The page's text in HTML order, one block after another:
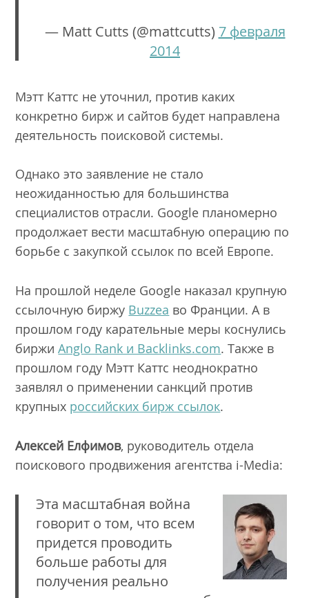
— Matt Cutts (@mattcutts) 7 февраля
2014
Мэтт Каттс не уточнил, против каких
конкретно бирж и сайтов будет направлена
деятельность поисковой системы.
Однако это заявление не стало
неожиданностью для большинства
специалистов отрасли. Google планомерно
продолжает вести масштабную операцию по
борьбе с закупкой ссылок по всей Европе.
На прошлой неделе Google наказал крупную
ссылочную биржу Buzzea во Франции. А в
прошлом году карательные меры коснулись
биржиAnglo Rank и Backlinks.com. Также в
прошлом году Мэтт Каттс неоднократно
заявлял о применении санкций против
крупных российских бирж ссылок.
Алексей Елфимов, руководитель отдела
поискового продвижения агентства i-Media:
Эта масштабная война
говорит о том, что всем
придется проводить
больше работы для
получения реально